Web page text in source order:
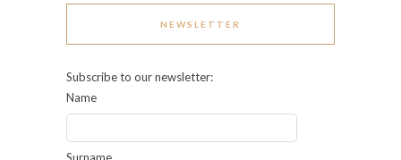
NEWSLETTER
Subscribe to our newsletter:
Name